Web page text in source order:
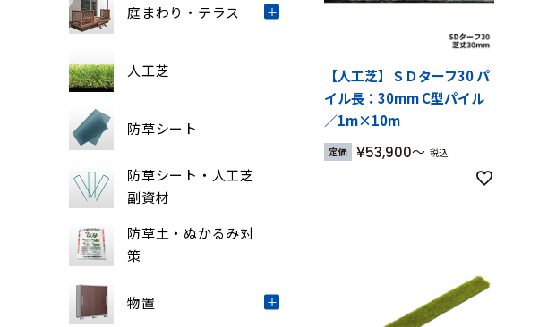
庭まわり・テラス
人工芝
防草シート
防草シート・人工芝
副資材
防草土・ぬかるみ対
策
物置
【人工芝】ＳＤターフ30 パ
イル長：30mm C型パイル
／1m×10m
定価 ¥53,900 税込